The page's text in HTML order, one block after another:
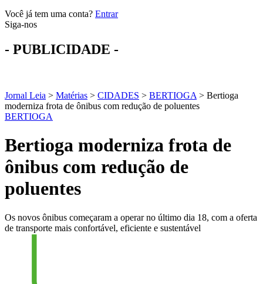
Você já tem uma conta? Entrar
Siga-nos
- PUBLICIDADE -
Jornal Leia > Matérias > CIDADES > BERTIOGA > Bertioga
moderniza frota de ônibus com redução de poluentes
BERTIOGA
Bertioga moderniza frota de
ônibus com redução de
poluentes
Os novos ônibus começaram a operar no último dia 18, com a oferta
de transporte mais confortável, eficiente e sustentável